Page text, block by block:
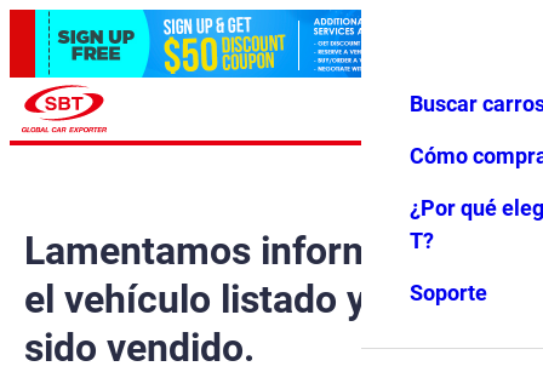
Favoritos Menú
Buscar
Cómo
¿Por qué
T?
Soporte
Lamentamos informarle que
el vehículo listado ya ha
sido vendido.